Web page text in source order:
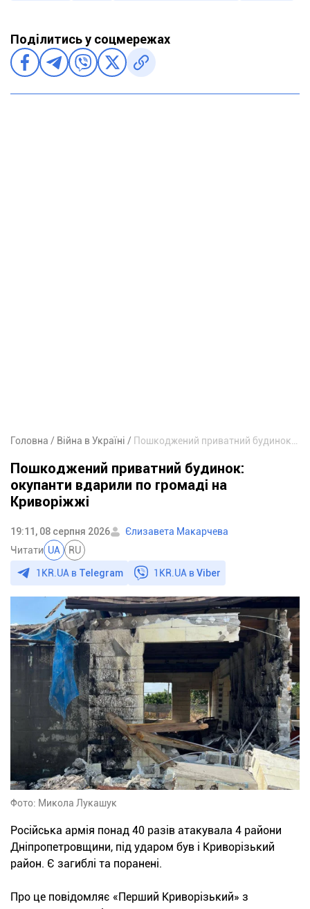
Поділитись у соцмережах
Головна Війна в Україні Пошкоджений приватний будинок: окупанти вдарили по громаді на Криворіжжі
Пошкоджений приватний будинок:
окупанти вдарили по громаді на
Криворіжжі
19:11, 08 серпня 2026
Єлизавета Макарчева
Читати UA RU
1KR.UA в Telegram 1KR.UA вViber
Фото: Микола Лукашук
Російська армія понад 40 разів атакувала 4 райони
Дніпропетровщини, під ударом був і Криворізький
район. Є загиблі та поранені.
Про це повідомляє «Перший Криворізький» з